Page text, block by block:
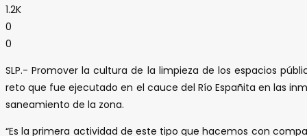
1.2K
0
0
SLP.- Promover la cultura de la limpieza de los espacios
reto que fue ejecutado en el cauce del Río Españita en las
saneamiento de la zona.
“Es la primera actividad de este tipo que hacemos con